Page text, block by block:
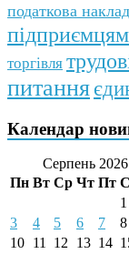
податкова
підприємцям
торгівля
питання
Календар
Серпень 2026
Пн Вт Ср Чт Пт
1
3
4 5 6 7 8
10 11 12 13 14